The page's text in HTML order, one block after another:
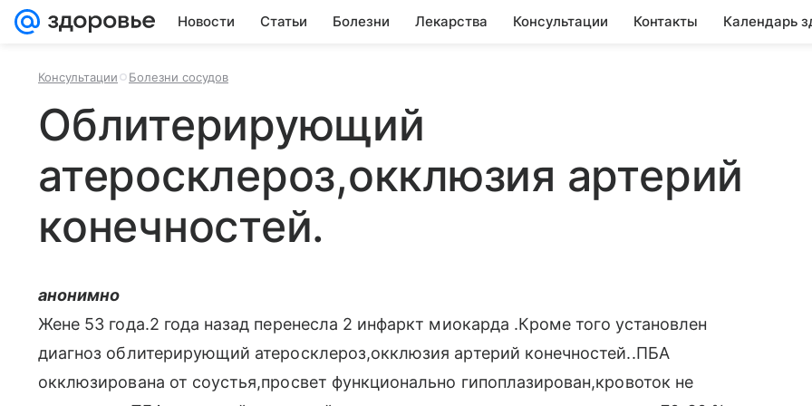
Новости Статьи Болезни Лекарства Консультации Контакты Календарь
Консультации Болезни сосудов
Облитерирующий
атеросклероз,окклюзия артерий
конечностей.
анонимно
Жене 53 года.2 года назад перенесла 2 инфаркт миокарда .Кроме того установлен
диагноз облитерирующий атеросклероз,окклюзия артерий конечностей..ПБА
окклюзирована от соустья,просвет функционально гипоплазирован,кровоток не